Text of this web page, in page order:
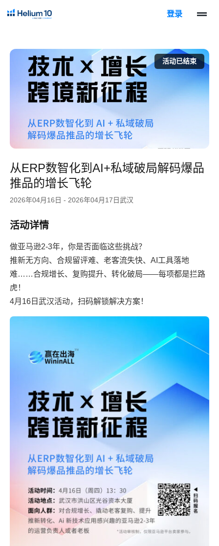
登录
活动已结束
从ERP数智化到AI+私域破局解码爆品
推品的增长飞轮
2026年04月16日 - 2026年04月17日武汉
活动详情
做亚马逊2-3年，你是否面临这些挑战？
推新无方向、合规留评难、老客流失快、AI工具落地
难……合规增长、复购提升、转化破局——每项都是拦路
虎！
4月16日武汉活动，扫码解锁解决方案！